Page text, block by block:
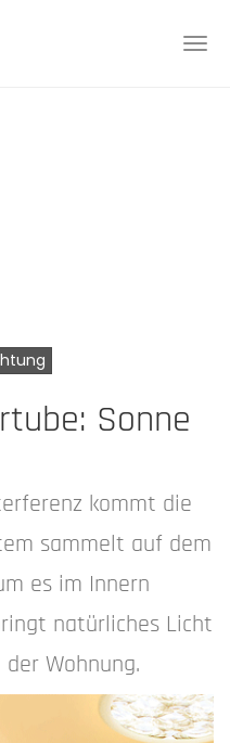
Sonne
kommt die
sammelt auf dem
es im Innern
natürliches Licht
Wohnung.